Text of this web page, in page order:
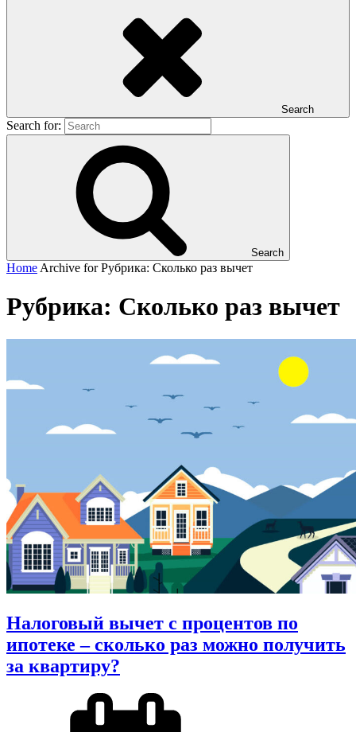
Search
Search for:
Search
Home Archive forРубрика: Сколько раз вычет
Рубрика: Сколько раз вычет
Налоговый вычет с процентов по
ипотеке – сколько раз можно получить
за квартиру?